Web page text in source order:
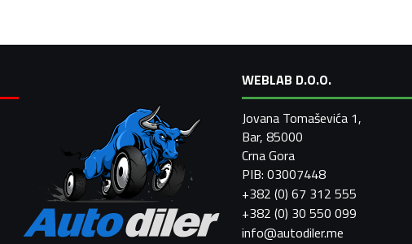
WEBLAB D.O.O.
Jovana Tomaševića 1,
Bar, 85000
Crna Gora
PIB: 03007448
+382 (0) 67 312 555
+382 (0) 30 550 099
info@autodiler.me